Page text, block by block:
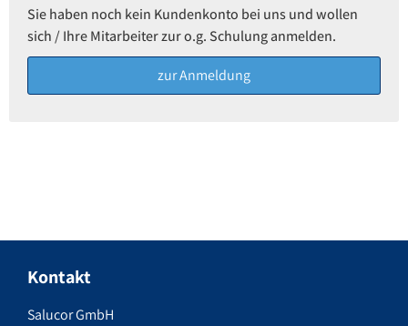
Sie haben noch kein Kundenkonto bei uns und wollen
sich / Ihre Mitarbeiter zur o.g. Schulung anmelden.
Kontakt
Salucor GmbH